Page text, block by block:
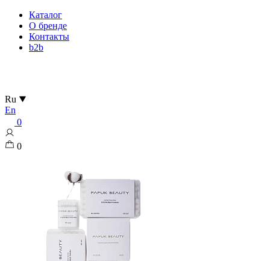
Каталог
О бренде
Контакты
b2b
Ru
En
0
0